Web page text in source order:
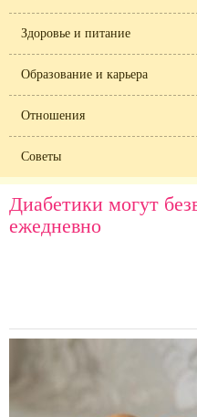
Здоровье и питание
Образование и карьера
Отношения
Советы
Диабетики могут
ежедневно